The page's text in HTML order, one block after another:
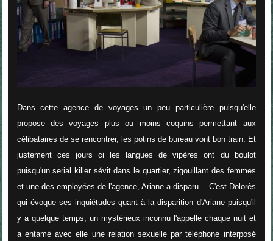
Dans cette agence de voyages un peu particulière puisqu'elle
propose des voyages plus ou moins coquins permettant aux
célibataires de se rencontrer, les potins de bureau vont bon train. Et
justement ces jours ci les langues de vipères ont du boulot
puisqu'un serial killer sévit dans le quartier, zigouillant des femmes
et une des employées de l'agence, Ariane a disparu... C'est Dolorès
qui évoque ses inquiétudes quant à la disparition d'Ariane puisqu'il
y a quelque temps, un mystérieux inconnu l'appelle chaque nuit et
a entamé avec elle une relation sexuelle par téléphone interposé